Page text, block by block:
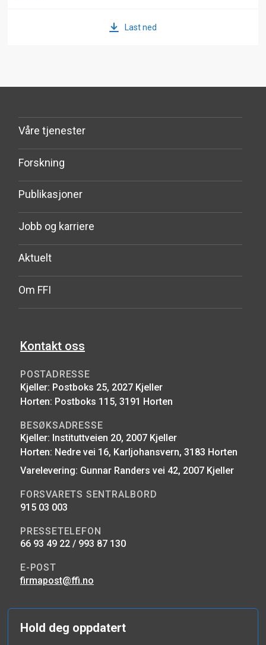
Last ned
Våre tjenester
Forskning
Publikasjoner
Jobb og karriere
Aktuelt
Om FFI
Kontakt oss
POSTADRESSE
Kjeller: Postboks 25, 2027 Kjeller
Horten: Postboks 115, 3191 Horten
BESØKSADRESSE
Kjeller: Instituttveien 20, 2007 Kjeller
Horten: Nedre vei 16, Karljohansvern, 3183 Horten
Varelevering: Gunnar Randers vei 42, 2007 Kjeller
FORSVARETS SENTRALBORD
915 03 003
PRESSETELEFON
66 93 49 22 / 993 87 130
E-POST
firmapost@ffi.no
Hold deg oppdatert